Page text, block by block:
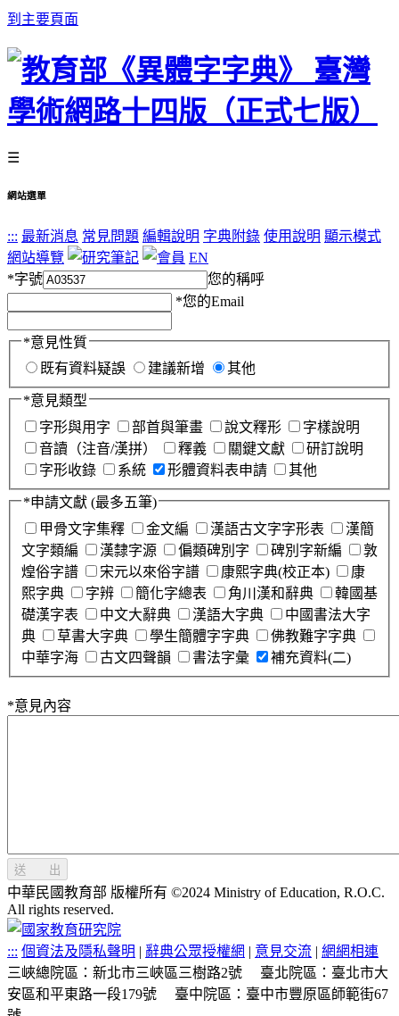
到主要頁面
☰
網站選單
::: 最新消息 常見問題 編輯說明 字典附錄 使用說明 顯示模式
網站導覽
EN
*字號
您的稱呼
*您的Email
*意見性質
既有資料疑誤
建議新增 其他
*意見類型
字形與用字
部首與筆畫 說文釋形
字樣說明
音讀（注音/漢拼）
釋義 關鍵文獻
研訂說明
字形收錄
系統 形體資料表申請 其他
*申請文獻 (最多五筆)
甲骨文字集釋
金文編 漢語古文字字形表
漢簡
文字類編
漢隸字源 偏類碑別字 碑別字新編
敦
煌俗字譜
宋元以來俗字譜 康熙字典(校正本)
康
熙字典
字辨 簡化字總表 角川漢和辭典
韓國基
礎漢字表
中文大辭典 漢語大字典
中國書法大字
典
草書大字典 學生簡體字字典
佛教難字字典
中華字海
古文四聲韻 書法字彙 補充資料(二)
*意見內容
送 出
中華民國教育部 版權所有 ©2024 Ministry of Education, R.O.C.
All rights reserved.
::: 個資法及隱私聲明 | 辭典公眾授權網 | 意見交流 | 網網相連
三峽總院區：新北市三峽區三樹路2號
臺北院區：臺北市大
安區和平東路一段179號
臺中院區：臺中市豐原區師範街67